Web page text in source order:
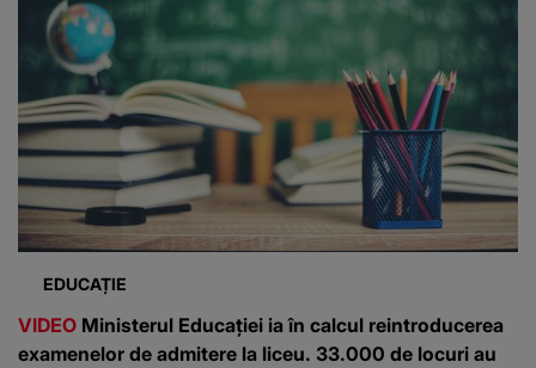
EDUCAȚIE
VIDEO Ministerul Educației ia în calcul reintroducerea
examenelor de admitere la liceu. 33.000 de locuri au